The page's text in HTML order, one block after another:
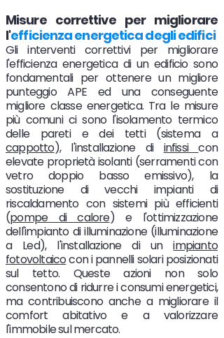
Misure correttive per migliorare
l'efficienza energetica degli edifici
Gli interventi correttivi per migliorare
l'efficienza energetica di un edificio sono
fondamentali per ottenere un migliore
punteggio APE ed una conseguente
migliore classe energetica. Tra le misure
più comuni ci sono l'isolamento termico
delle pareti e dei tetti (sistema a
cappotto), l'installazione di infissicon
elevate proprietà isolanti (serramenti con
vetro doppio basso emissivo), la
sostituzione di vecchi impianti di
riscaldamento con sistemi più efficienti
(pompe di calore) e l'ottimizzazione
dell'impianto di illuminazione (illuminazione
a Led), l'installazione di unimpianto
fotovoltaicocon i pannelli solari posizionati
sul tetto. Queste azioni non solo
consentono di ridurre i consumi energetici,
ma contribuiscono anche a migliorare il
comfort abitativo e a valorizzare
l'immobile sul mercato.